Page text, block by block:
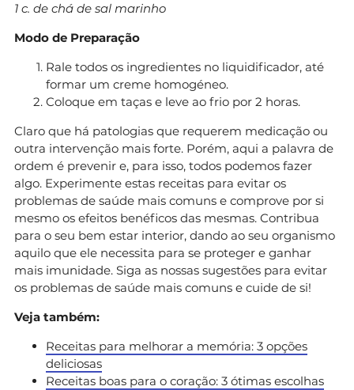
1 c. de chá de sal marinho
Modo de Preparação
Rale todos os ingredientes no liquidificador, até
formar um creme homogéneo.
Coloque em taças e leve ao frio por 2 horas.
Claro que há patologias que requerem medicação ou
outra intervenção mais forte. Porém, aqui a palavra de
ordem é prevenir e, para isso, todos podemos fazer
algo. Experimente estas receitas para evitar os
problemas de saúde mais comuns e comprove por si
mesmo os efeitos benéficos das mesmas. Contribua
para o seu bem estar interior, dando ao seu organismo
aquilo que ele necessita para se proteger e ganhar
mais imunidade. Siga as nossas sugestões para evitar
os problemas de saúde mais comuns e cuide de si!
Veja também:
Receitas para melhorar a memória: 3 opções
deliciosas
Receitas boas para o coração: 3 ótimas escolhas